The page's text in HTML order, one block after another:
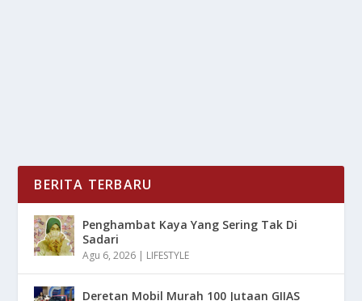
BERITA TERBARU
Penghambat Kaya Yang Sering Tak Di
Sadari
Agu 6, 2026 | LIFESTYLE
Deretan Mobil Murah 100 Jutaan GIIAS